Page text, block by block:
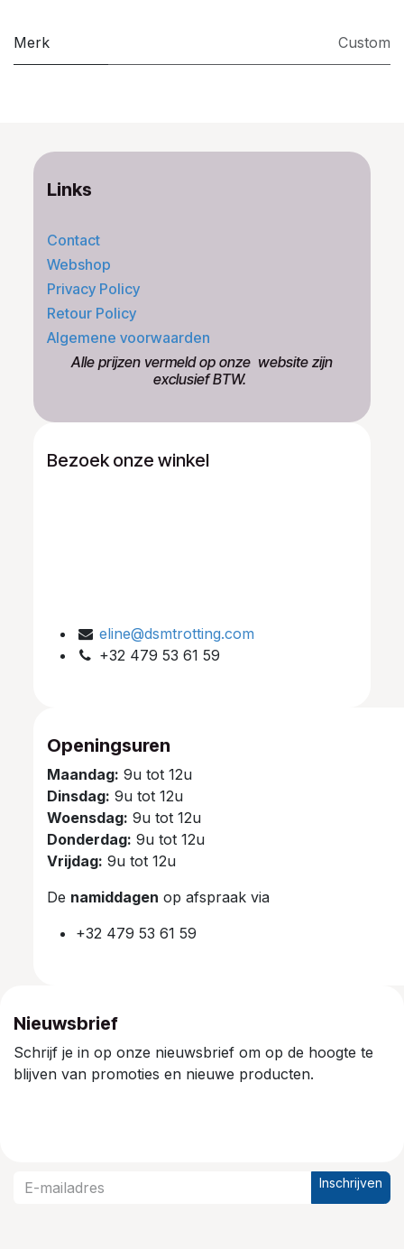
Merk Custom
Links
Contact
Webshop
Privacy Policy
Retour Policy
Algemene voorwaarden
​Alle prijzen vermeld op onze ​website zijn
exclusief BTW.
Bezoek onze winkel
eline@dsmtrotting.com
+32 479 53 61 59
Openingsuren
Maandag: 9u tot 12u
Dinsdag: 9u tot 12u
Woensdag: 9u tot 12u
Donderdag: 9u tot 12u
Vrijdag: 9u tot 12u
De namiddagen op afspraak via
+32 479 53 61 59
Nieuwsbrief
Schrijf je in op onze nieuwsbrief om op de hoogte te
blijven van promoties en nieuwe producten.
Inschrijven